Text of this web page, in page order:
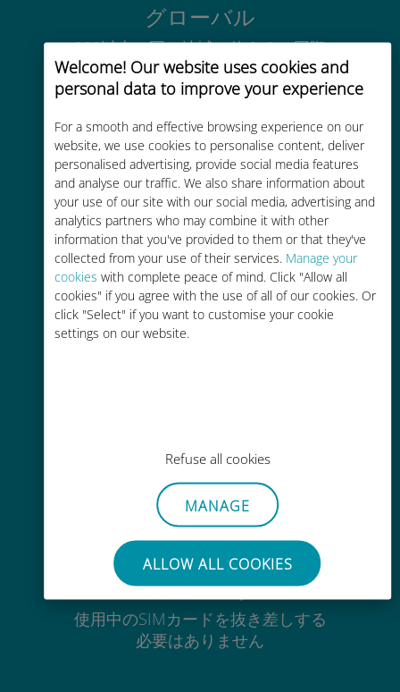
Welcome! Our website uses cookies and
personal data to improve your experience
For a smooth and effective browsing experience on our
website, we use cookies to personalise content, deliver
personalised advertising, provide social media features
and analyse our traffic. We also share information about
your use of our site with our social media, advertising and
analytics partners who may combine it with other
information that you've provided to them or that they've
collected from your use of their services. Manage your
cookies with complete peace of mind. Click "Allow all
cookies" if you agree with the use of all of our cookies. Or
click "Select" if you want to customise your cookie
settings on our website.
Refuse all cookies
MANAGE
ALLOW ALL COOKIES
グローバル
200以上の国と地域で使える、国際
的な高品位のセルラー通信です
コストパフォーマンス
お客様が普段お使いのキャリアでロ
ーミングサービスを使った場合に比
べて最大で90％の節約が可能です。
可能
手間いらず
使用中のSIMカードを抜き差しする
必要はありません